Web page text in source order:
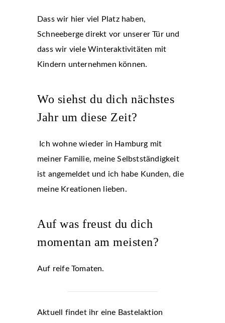
Dass wir hier viel Platz haben,
Schneeberge direkt vor unserer Tür und
dass wir viele Winteraktivitäten mit
Kindern unternehmen können.
Wo siehst du dich nächstes
Jahr um diese Zeit?
Ich wohne wieder in Hamburg mit
meiner Familie, meine Selbstständigkeit
ist angemeldet und ich habe Kunden, die
meine Kreationen lieben.
Auf was freust du dich
momentan am meisten?
Auf reife Tomaten.
Aktuell findet ihr eine Bastelaktion